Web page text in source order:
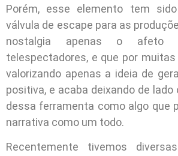
Porém, esse elemento tem
válvula de escape para as
nostalgia apenas o afeto
telespectadores, e que por
valorizando apenas a ideia de
positiva, e acaba deixando de
dessa ferramenta como algo que
narrativa como um todo.
Recentemente tivemos